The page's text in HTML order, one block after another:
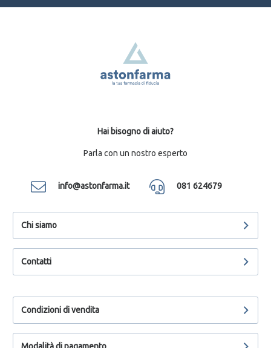
Hai bisogno di aiuto?
Parla con un nostro esperto
info@astonfarma.it 081 624679
Chi siamo
Contatti
Condizioni di vendita